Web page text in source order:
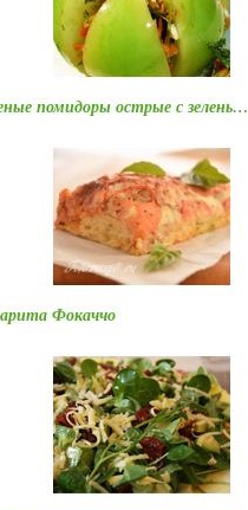
помидоры острые с зелень…
Фокаччо